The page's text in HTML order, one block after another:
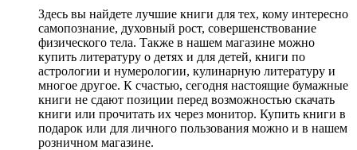
Здесь вы найдете лучшие книги для тех, кому интересно
самопознание, духовный рост, совершенствование
физического тела. Также в нашем магазине можно
купить литературу о детях и для детей, книги по
астрологии и нумерологии, кулинарную литературу и
многое другое. К счастью, сегодня настоящие бумажные
книги не сдают позиции перед возможностью скачать
книги или прочитать их через монитор. Купить книги в
подарок или для личного пользования можно и в нашем
розничном магазине.